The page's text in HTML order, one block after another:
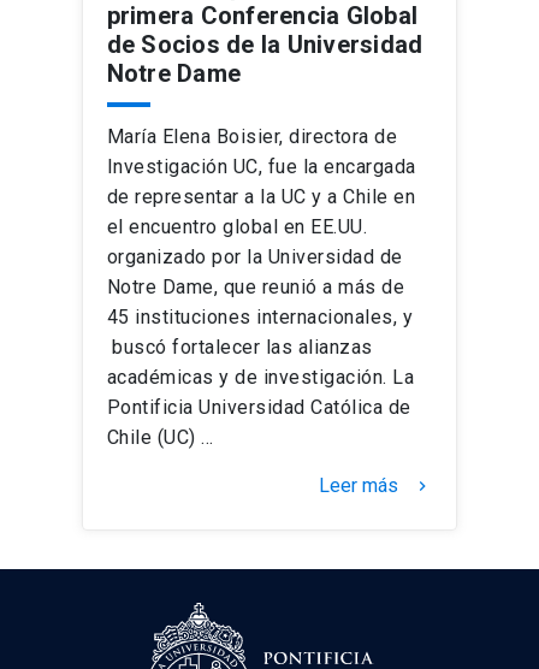
primera Conferencia Global
de Socios de la Universidad
Notre Dame
María Elena Boisier, directora de
Investigación UC, fue la encargada
de representar a la UC y a Chile en
el encuentro global en EE.UU.
organizado por la Universidad de
Notre Dame, que reunió a más de
45 instituciones internacionales, y
buscó fortalecer las alianzas
académicas y de investigación. La
Pontificia Universidad Católica de
Chile (UC) …
Leer más keyboard_arrow_right